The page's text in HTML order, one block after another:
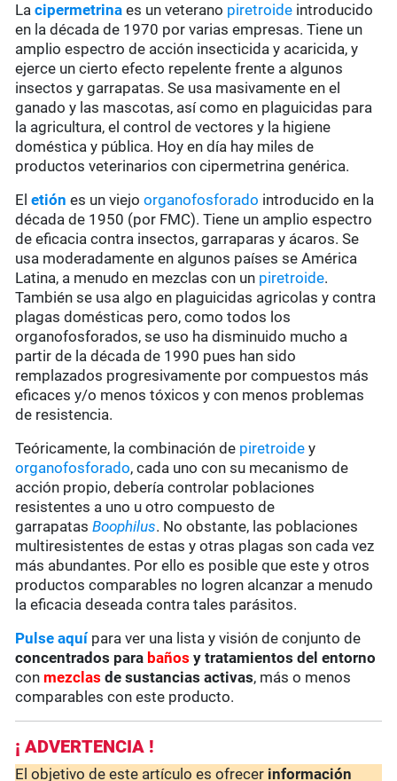
Lacipermetrinaes un veterano piretroide introducido
en la década de 1970 por varias empresas. Tiene un
amplio espectro de acción insecticida y acaricida, y
ejerce un cierto efecto repelente frente a algunos
insectos y garrapatas. Se usa masivamente en el
ganado y las mascotas, así como en plaguicidas para
la agricultura, el control de vectores y la higiene
doméstica y pública. Hoy en día hay miles de
productos veterinarios con cipermetrina genérica.
Eletión es un viejoorganofosforado introducido en la
década de 1950 (por FMC). Tiene un amplio espectro
de eficacia contra insectos, garraparas y ácaros. Se
usa moderadamente en algunos países se América
Latina, a menudo en mezclas con un piretroide.
También se usa algo en plaguicidas agricolas y contra
plagas domésticas pero, como todos los
organofosforados, se uso ha disminuido mucho a
partir de la década de 1990 pues han sido
remplazados progresivamente por compuestos más
eficaces y/o menos tóxicos y con menos problemas
de resistencia.
Teóricamente, la combinación de piretroide y
organofosforado, cada uno con su mecanismo de
acción propio, debería controlar poblaciones
resistentes a uno u otro compuesto de
garrapatasBoophilus. No obstante, las poblaciones
multiresistentes de estas y otras plagas son cada vez
más abundantes. Por ello es posible que este y otros
productos comparables no logren alcanzar a menudo
la eficacia deseada contra tales parásitos.
Pulse aquí para ver una lista y visión de conjunto de
concentrados para baños y tratamientos del entorno
con mezclas de sustancias activas, más o menos
comparables con este producto.
¡ ADVERTENCIA !
El objetivo de este artículo es ofrecer información